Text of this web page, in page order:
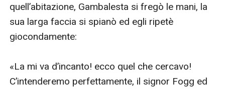
quell’abitazione, Gambalesta si fregò le mani, la
sua larga faccia si spianò ed egli ripetè
giocondamente:
«La mi va d’incanto! ecco quel che cercavo!
C’intenderemo perfettamente, il signor Fogg ed